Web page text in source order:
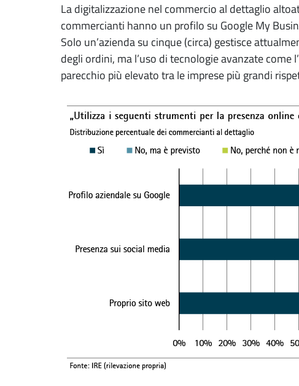
La digitalizzazione nel commercio al dettaglio
commercianti hanno un profilo su Google My
Solo un’azienda su cinque (circa) gestisce
degli ordini, ma l’uso di tecnologie avanzate
parecchio più elevato tra le imprese più grandi